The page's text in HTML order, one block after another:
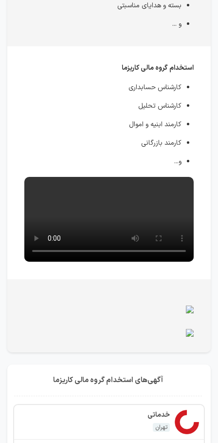
بسته و هدایای مناسبتی
و ...
استخدام گروه مالی کاریزما
کارشناس حسابداری
کارشناس تحلیل
کارمند ابنیه و اموال
کارمند بازرگانی
و...
آگهی‌های استخدام گروه مالی کاریزما
خدماتی
تهران